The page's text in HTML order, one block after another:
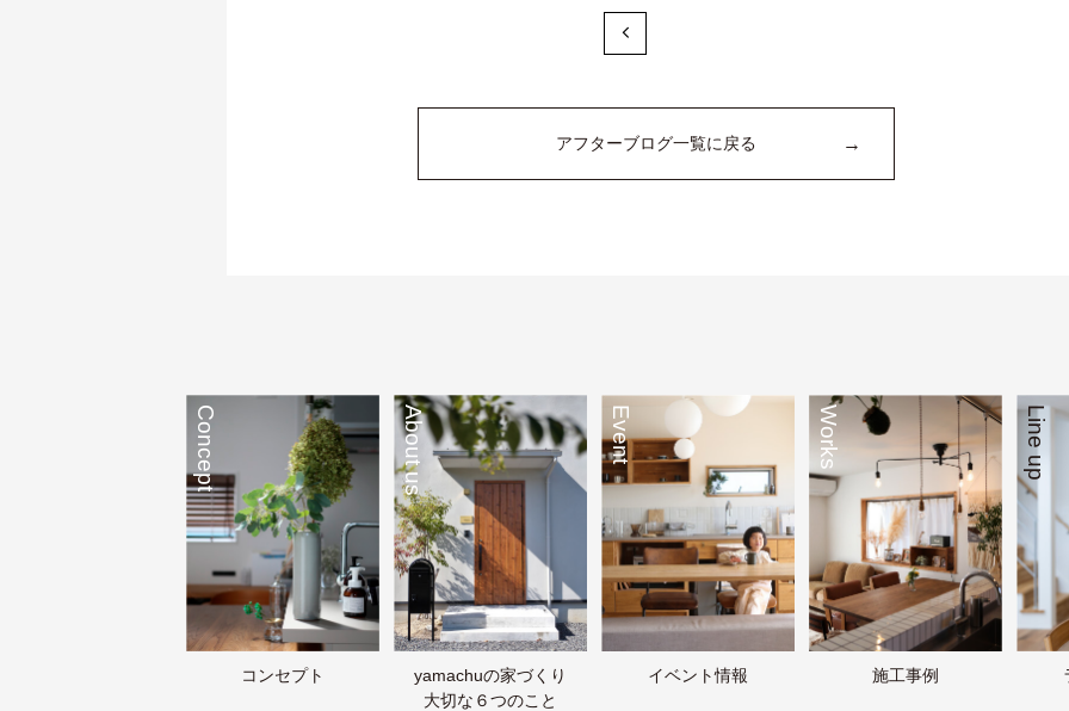
アフターブログ一覧に戻る →
Concept
コンセプト
About us
yamachuの家づくり
大切な６つのこと
Event
イベント情報
Works
施工事例
Line up